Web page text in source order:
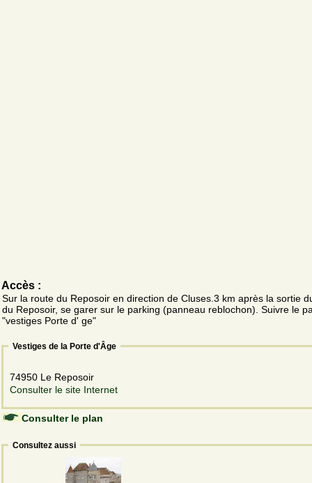
Accès :
Sur la route du Reposoir en direction de Cluses.3 km après la sortie
du Reposoir, se garer sur le parking (panneau reblochon). Suivre le
"vestiges Porte d' ge"
Vestiges de la Porte d'Âge
74950 Le Reposoir
Consulter le site Internet
Consulter le plan
Consultez aussi